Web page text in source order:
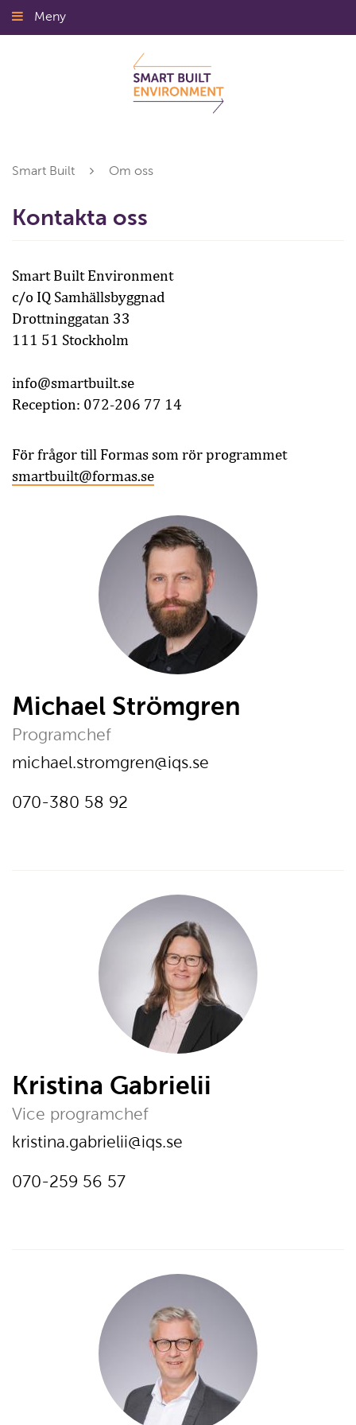
Gå
till
Meny
Smart Built Om oss
Kontakta oss
Smart Built Environment
c/o IQ Samhällsbyggnad
Drottninggatan 33
111 51 Stockholm
info@smartbuilt.se
Reception: 072-206 77 14
För frågor till Formas som rör programmet
smartbuilt@formas.se
Michael Strömgren
Programchef
E-post:
michael.stromgren@iqs.se
Telefon:
Ring
070-380 58 92
Kristina Gabrielii
Vice programchef
E-post:
kristina.gabrielii@iqs.se
Telefon:
Ring
070-259 56 57